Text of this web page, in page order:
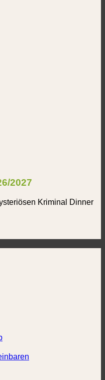
2027
Kriminal Dinner